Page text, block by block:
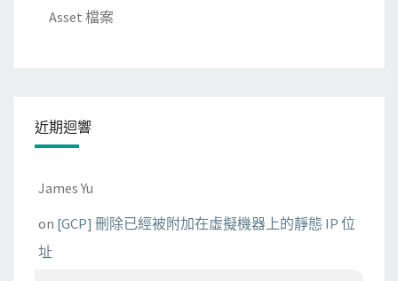
Asset 檔案
近期迴響
James Yu
on [GCP] 刪除已經被附加在虛擬機器上的靜態 IP 位
址